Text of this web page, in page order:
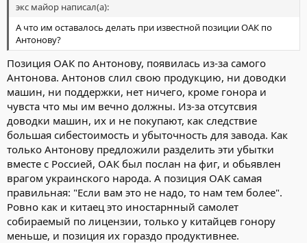
экс майор написал(а):
А что им оставалось делать при известной позиции ОАК по
Антонову?
Позиция ОАК по Антонову, появилась из-за самого
Антонова. Антонов слил свою продукцию, ни доводки
машин, ни поддержки, нет ничего, кроме гонора и
чувста что мы им вечно должны. Из-за отсутсвия
доводки машин, их и не покупают, как следствие
большая сибестоимость и убыточность для завода. Как
только Антонову предложили разделить эти убытки
вместе с Россией, ОАК был послан на фиг, и обьявлен
врагом украинского народа. А позиция ОАК самая
правильная: "Если вам это не надо, то нам тем более".
Ровно как и китаец это иностарнный самолет
собираемый по лицензии, только у китайцев гонору
меньше, и позиция их гораздо продуктивнее.